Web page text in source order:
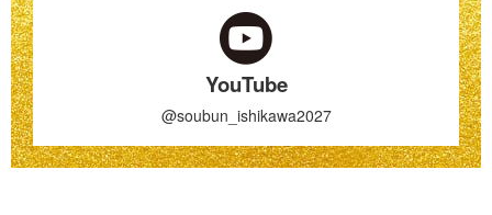
YouTube
@soubun_ishikawa2027